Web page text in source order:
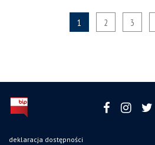
1 2 3
deklaracja dostępności